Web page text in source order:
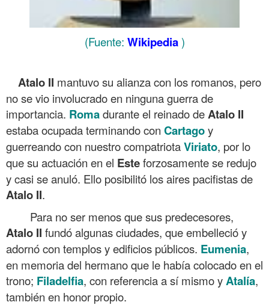
(Fuente: Wikipedia )
Atalo II mantuvo su alianza con los romanos, pero
no se vio involucrado en ninguna guerra de
importancia. Romadurante el reinado deAtalo II
estaba ocupada terminando con Cartagoy
guerreando con nuestro compatriotaViriato, por lo
que su actuación en el Esteforzosamente se redujo
y casi se anuló. Ello posibilitó los aires pacifistas de
Atalo II.
Para no ser menos que sus predecesores,
Atalo II fundó algunas ciudades, que embelleció y
adornó con templos y edificios públicos. Eumenia,
en memoria del hermano que le había colocado en el
trono; Filadelfia, con referencia a sí mismo yAtalía,
también en honor propio.